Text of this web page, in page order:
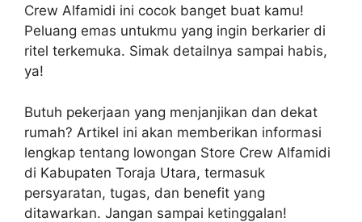
Crew Alfamidi ini cocok banget buat kamu!
Peluang emas untukmu yang ingin berkarier di
ritel terkemuka. Simak detailnya sampai habis,
ya!
Butuh pekerjaan yang menjanjikan dan dekat
rumah? Artikel ini akan memberikan informasi
lengkap tentang lowongan Store Crew Alfamidi
di Kabupaten Toraja Utara, termasuk
persyaratan, tugas, dan benefit yang
ditawarkan. Jangan sampai ketinggalan!